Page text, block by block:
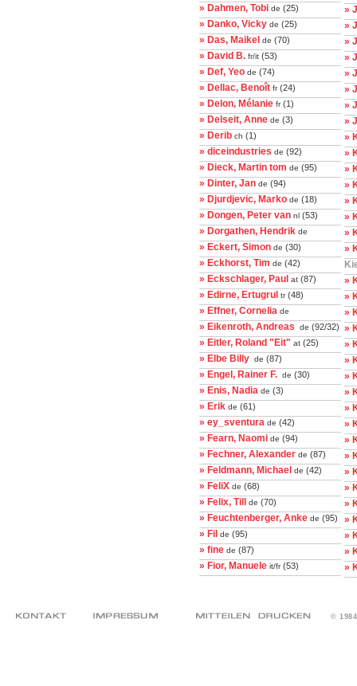
» Dahmen, Tobi de (25)
» Danko, Vicky de (25)
» Das, Maikel de (70)
» David B. fr/it (53)
» Def, Yeo de (74)
» Dellac, Benoît fr(24)
» Delon, Mélanie fr(1)
» Delseit, Anne de (3)
» Derib ch (1)
» diceindustries de (92)
» Dieck, Martin tom de (95)
» Dinter, Jan de (94)
» Djurdjevic, Marko de (18)
» Dongen, Peter van nl (53)
» Dorgathen, Hendrik de
» Eckert, Simon de (30)
» Eckhorst, Tim de (42)
» Eckschlager, Paul at (87)
» Edirne, Ertugrul tr(48)
» Effner, Cornelia de
» Eikenroth, Andreas de (92/32)
» Eitler, Roland "Eit" at (25)
» Elbe Billy de (87)
» Engel, Rainer F. de (30)
» Enis, Nadia de (3)
» Erik de (61)
» ey_sventura de (42)
» Fearn, Naomi de (94)
» Fechner, Alexander de (87)
» Feldmann, Michael de (42)
» FeliX de (68)
» Felix, Till de (70)
» Feuchtenberger, Anke de (95)
» Fil de (95)
» fine de (87)
» Fior, Manuele it/fr(53)
»
»
»
»
»
»
»
»
»
»
»
»
»
»
»
»
»
»
»
»
»
»
»
»
»
»
»
»
»
»
»
»
»
»
»
©